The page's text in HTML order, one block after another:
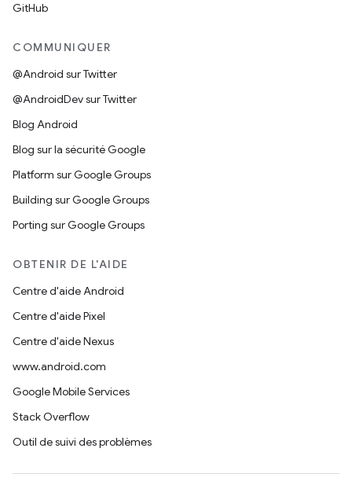
GitHub
COMMUNIQUER
@Android sur Twitter
@AndroidDev sur Twitter
Blog Android
Blog sur la sécurité Google
Platform sur Google Groups
Building sur Google Groups
Porting sur Google Groups
OBTENIR DE L'AIDE
Centre d'aide Android
Centre d'aide Pixel
Centre d'aide Nexus
www.android.com
Google Mobile Services
Stack Overflow
Outil de suivi des problèmes